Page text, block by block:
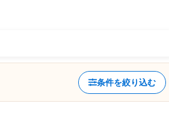
条件を絞り込む